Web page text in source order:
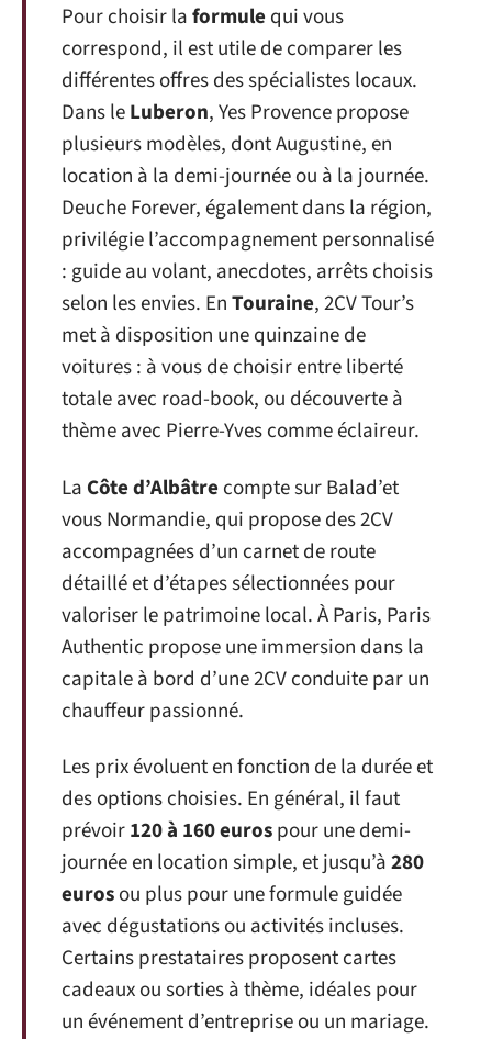
Pour choisir laformule qui vous
correspond, il est utile de comparer les
différentes offres des spécialistes locaux.
Dans leLuberon, Yes Provence propose
plusieurs modèles, dont Augustine, en
location à la demi-journée ou à la journée.
Deuche Forever, également dans la région,
privilégie l’accompagnement personnalisé
: guide au volant, anecdotes, arrêts choisis
selon les envies. EnTouraine, 2CV Tour’s
met à disposition une quinzaine de
voitures : à vous de choisir entre liberté
totale avec road-book, ou découverte à
thème avec Pierre-Yves comme éclaireur.
La Côte d’Albâtre compte sur Balad’et
vous Normandie, qui propose des 2CV
accompagnées d’un carnet de route
détaillé et d’étapes sélectionnées pour
valoriser le patrimoine local. À Paris, Paris
Authentic propose une immersion dans la
capitale à bord d’une 2CV conduite par un
chauffeur passionné.
Les prix évoluent en fonction de la durée et
des options choisies. En général, il faut
prévoir120 à 160 eurospour une demi-
journée en location simple, et jusqu’à280
eurosou plus pour une formule guidée
avec dégustations ou activités incluses.
Certains prestataires proposent cartes
cadeaux ou sorties à thème, idéales pour
un événement d’entreprise ou un mariage.